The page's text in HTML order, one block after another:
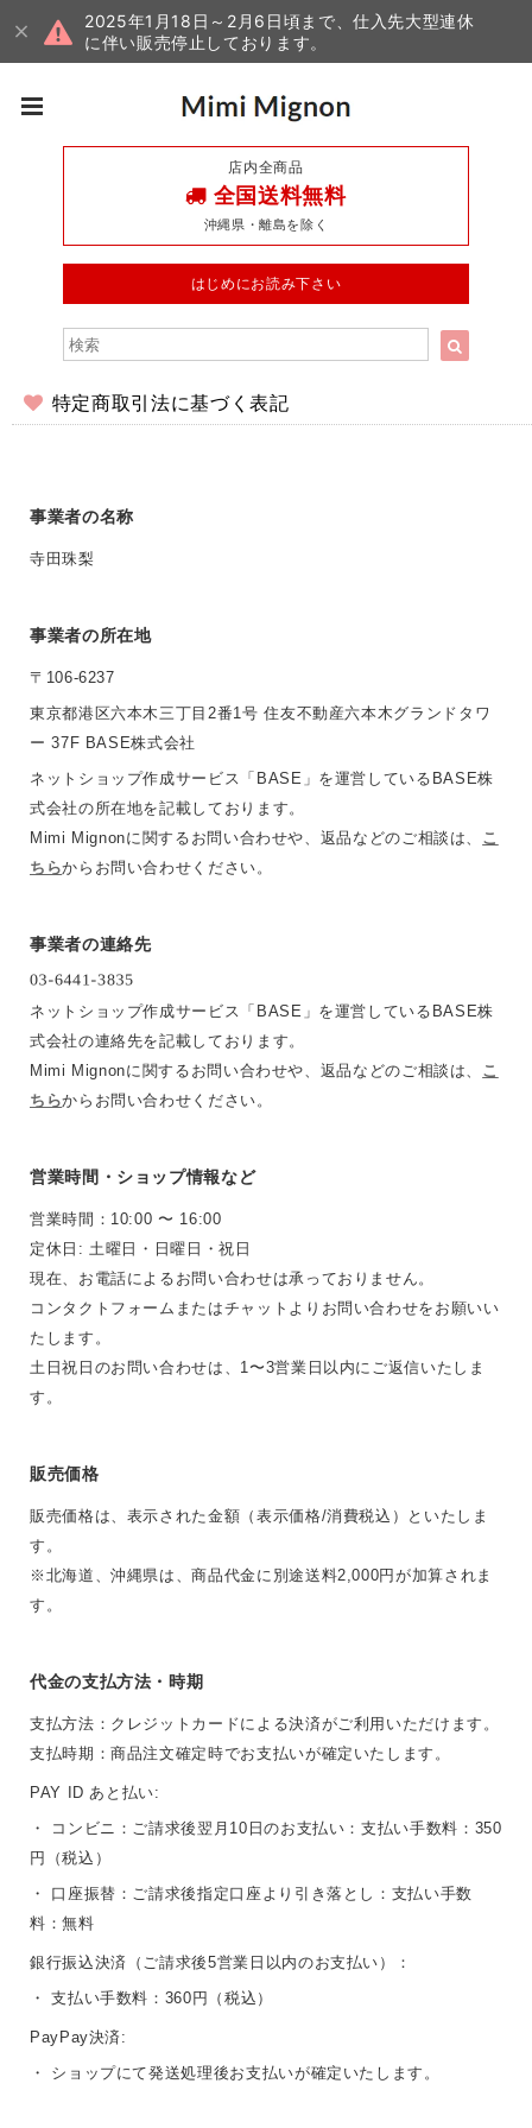
2025年1月18日～2月6日頃まで、仕入先大型連休
に伴い販売停止しております。
店内全商品
全国送料無料
沖縄県・離島を除く
はじめにお読み下さい
特定商取引法に基づく表記
事業者の名称
寺田珠梨
事業者の所在地
〒106-6237
東京都港区六本木三丁目2番1号 住友不動産六本木グランドタワ
ー 37F BASE株式会社
ネットショップ作成サービス「BASE」を運営しているBASE株
式会社の所在地を記載しております。
Mimi Mignonに関するお問い合わせや、返品などのご相談は、 こ
ちらからお問い合わせください。
事業者の連絡先
ネットショップ作成サービス「BASE」を運営しているBASE株
式会社の連絡先を記載しております。
Mimi Mignonに関するお問い合わせや、返品などのご相談は、 こ
ちらからお問い合わせください。
営業時間・ショップ情報など
営業時間：10:00 〜 16:00
定休日: 土曜日・日曜日・祝日
現在、お電話によるお問い合わせは承っておりません。
コンタクトフォームまたはチャットよりお問い合わせをお願いい
たします。
土日祝日のお問い合わせは、1〜3営業日以内にご返信いたしま
す。
販売価格
販売価格は、表示された金額（表示価格/消費税込）といたしま
す。
※北海道、沖縄県は、商品代金に別途送料2,000円が加算されま
す。
代金の支払方法・時期
支払方法：クレジットカードによる決済がご利用いただけます。
支払時期：商品注文確定時でお支払いが確定いたします。
PAY ID あと払い:
・ コンビニ：ご請求後翌月10日のお支払い：支払い手数料：350
円（税込）
・ 口座振替：ご請求後指定口座より引き落とし：支払い手数
料：無料
銀行振込決済（ご請求後5営業日以内のお支払い）：
・ 支払い手数料：360円（税込）
PayPay決済:
・ ショップにて発送処理後お支払いが確定いたします。